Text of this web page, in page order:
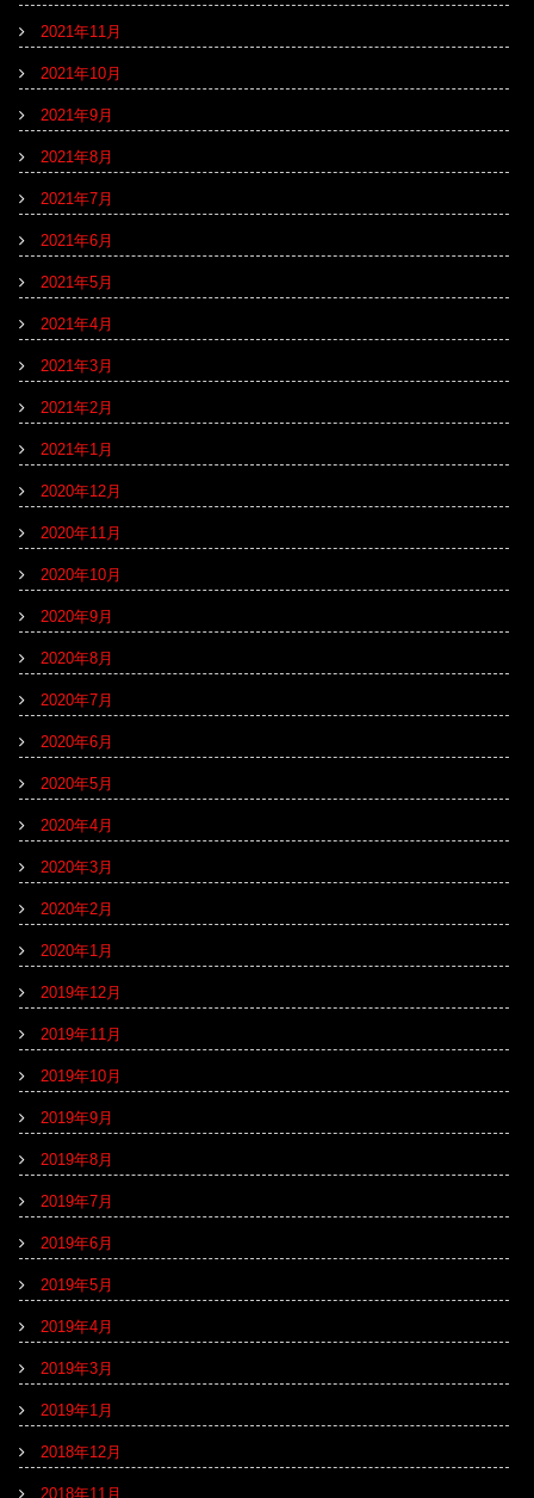
2021年11月
2021年10月
2021年9月
2021年8月
2021年7月
2021年6月
2021年5月
2021年4月
2021年3月
2021年2月
2021年1月
2020年12月
2020年11月
2020年10月
2020年9月
2020年8月
2020年7月
2020年6月
2020年5月
2020年4月
2020年3月
2020年2月
2020年1月
2019年12月
2019年11月
2019年10月
2019年9月
2019年8月
2019年7月
2019年6月
2019年5月
2019年4月
2019年3月
2019年1月
2018年12月
2018年11月